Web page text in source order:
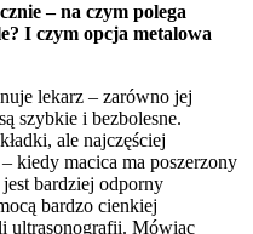
– na czym polega
I czym opcja metalowa
lekarz – zarówno jej
szybkie i bezbolesne.
ale najczęściej
kiedy macica ma poszerzony
bardziej odporny
bardzo cienkiej
ultrasonografii. Mówiąc